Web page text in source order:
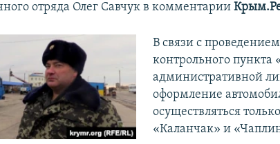
отряда Олег Савчук в комментарии
В связи с
контрольного пункта
административной
оформление
осуществляться
«Каланчак» и